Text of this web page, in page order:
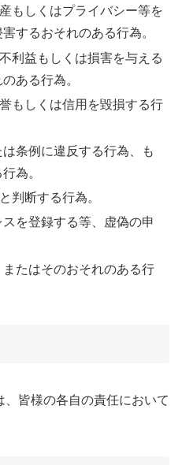
もしくはプライバシー等を
するおそれのある行為。
利益もしくは損害を与える
ある行為。
もしくは信用を毀損する行
条例に違反する行為、も
為。
判断する行為。
を登録する等、虚偽の申
たはそのおそれのある行
皆様の各自の責任において